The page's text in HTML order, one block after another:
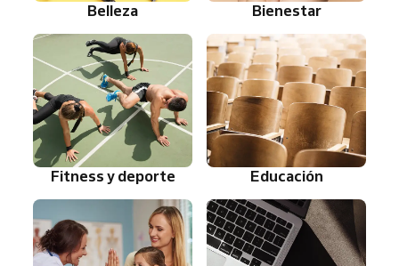
Belleza Bienestar
Fitness y deporte Educación